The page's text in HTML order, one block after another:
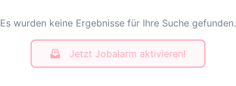
Es wurden keine Ergebnisse für Ihre Suche gefunden.
Jetzt Jobalarm aktivieren!